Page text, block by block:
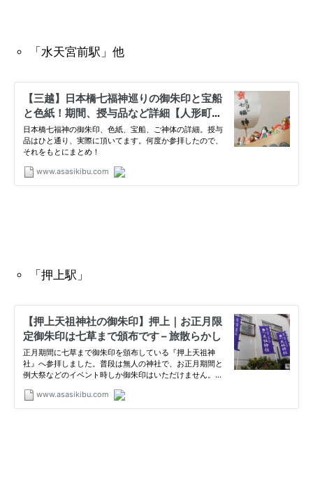
「水天宮前駅」他
「押上駅」